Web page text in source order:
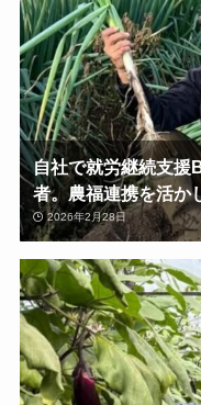
自社で就労継続支援
者。農福連携を活か
2026年2月28日